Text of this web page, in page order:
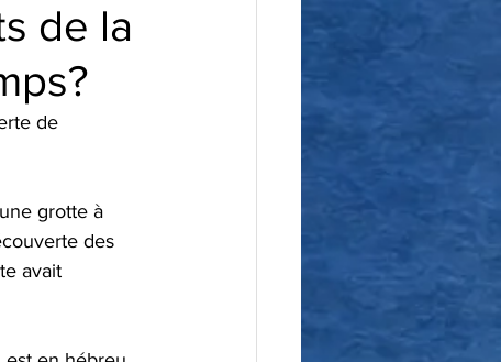
de la
des
avait